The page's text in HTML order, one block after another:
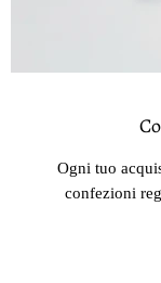
Ogni tuo
confezioni